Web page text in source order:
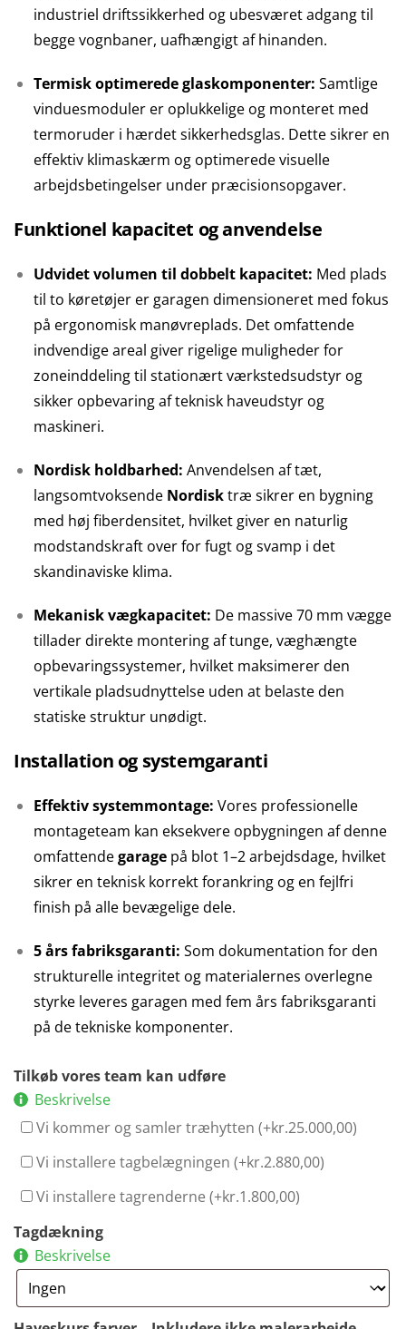
industriel driftssikkerhed og ubesværet adgang til
begge vognbaner, uafhængigt af hinanden.
Termisk optimerede glaskomponenter: Samtlige
vinduesmoduler er oplukkelige og monteret med
termoruder i hærdet sikkerhedsglas. Dette sikrer en
effektiv klimaskærm og optimerede visuelle
arbejdsbetingelser under præcisionsopgaver.
Funktionel kapacitet og anvendelse
Udvidet volumen til dobbelt kapacitet: Med plads
til to køretøjer er garagen dimensioneret med fokus
på ergonomisk manøvreplads. Det omfattende
indvendige areal giver rigelige muligheder for
zoneinddeling til stationært værkstedsudstyr og
sikker opbevaring af teknisk haveudstyr og
maskineri.
Nordisk holdbarhed: Anvendelsen af tæt,
langsomtvoksende Nordisktræ sikrer en bygning
med høj fiberdensitet, hvilket giver en naturlig
modstandskraft over for fugt og svamp i det
skandinaviske klima.
Mekanisk vægkapacitet: De massive 70 mm vægge
tillader direkte montering af tunge, væghængte
opbevaringssystemer, hvilket maksimerer den
vertikale pladsudnyttelse uden at belaste den
statiske struktur unødigt.
Installation og systemgaranti
Effektiv systemmontage: Vores professionelle
montageteam kan eksekvere opbygningen af denne
omfattendegarage på blot 1–2 arbejdsdage, hvilket
sikrer en teknisk korrekt forankring og en fejlfri
finish på alle bevægelige dele.
5 års fabriksgaranti: Som dokumentation for den
strukturelle integritet og materialernes overlegne
styrke leveres garagen med fem års fabriksgaranti
på de tekniske komponenter.
Tilkøb vores team kan udføre
Beskrivelse
Vi kommer og samler træhytten (+kr.25.000,00)
Vi installere tagbelægningen (+kr.2.880,00)
Vi installere tagrenderne (+kr.1.800,00)
Tagdækning
Beskrivelse